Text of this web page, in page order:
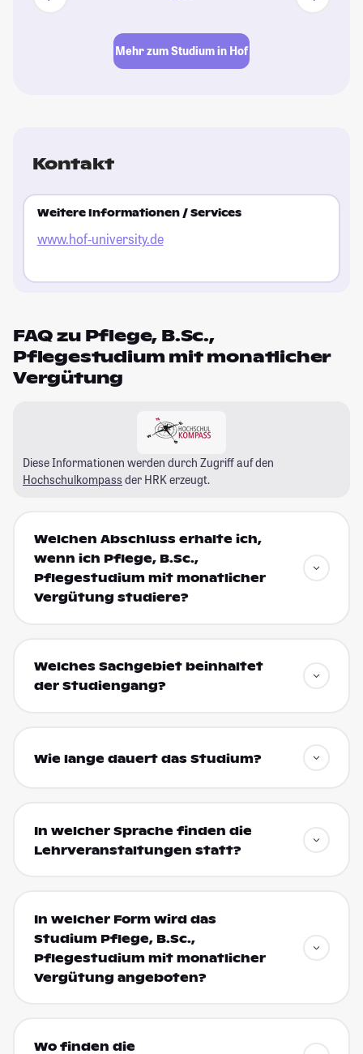
Mehr zum Studium in Hof
Kontakt
Weitere Informationen / Services
www.hof-university.de
FAQ zu Pflege, B.Sc.,
Pflegestudium mit monatlicher
Vergütung
Diese Informationen werden durch Zugriff auf den
Hochschulkompass der HRK erzeugt.
Welchen Abschluss erhalte ich,
wenn ich Pflege, B.Sc.,
Pflegestudium mit monatlicher
Vergütung studiere?
Welches Sachgebiet beinhaltet
der Studiengang?
Wie lange dauert das Studium?
In welcher Sprache finden die
Lehrveranstaltungen statt?
In welcher Form wird das
Studium Pflege, B.Sc.,
Pflegestudium mit monatlicher
Vergütung angeboten?
Wo finden die